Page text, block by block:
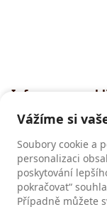
Informace pro
podmínky CK INEX
Pojištění CK INEX
Zásady a informace
zpracování
Vážíme si
Soubory cookie a
personalizaci
poskytování
pokračovat“
Případně můžete